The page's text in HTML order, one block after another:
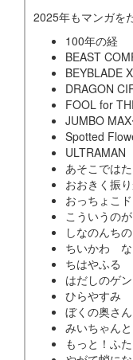
2025年もマンガを
100年の経
BEAST
BEYBLADE X
DRAGON
FOOL for
JUMBO
Spotted
ULTRAMAN
あそこでは
おおきく振
おっちょこ
こういうの
しなのんち
ちいかわ な
ちはやふる
はだしのゲン
ひらやすみ
ぼくの奥さ
みいちゃん
もっと！ふ